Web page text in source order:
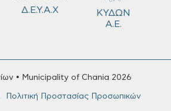
Δ.Ε.Υ.Α.Χ
ΚΥΔΩΝ
Α.Ε.
• Municipality of Chania 2026
Πολιτική Προστασίας Προσωπικών